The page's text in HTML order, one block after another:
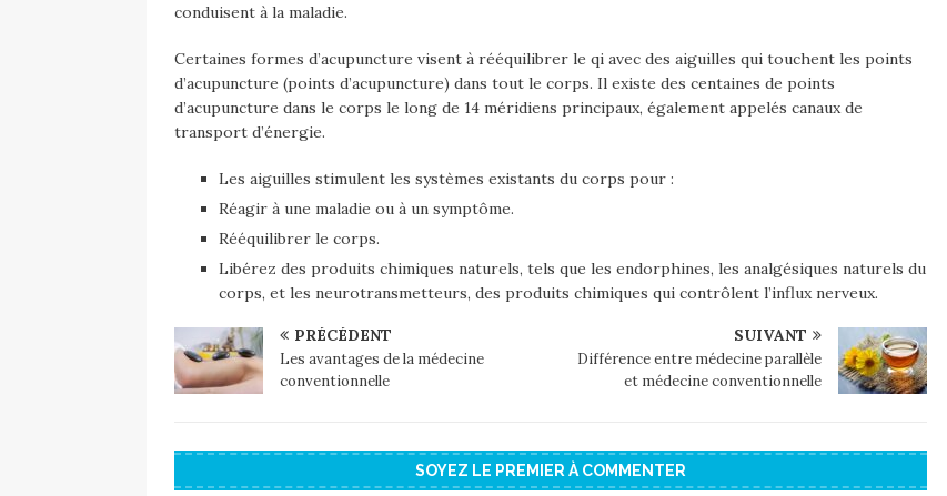
conduisent à la maladie.
Certaines formes d’acupuncture visent à rééquilibrer le qi avec des aiguilles qui touchent les points
d’acupuncture (points d’acupuncture) dans tout le corps. Il existe des centaines de points
d’acupuncture dans le corps le long de 14 méridiens principaux, également appelés canaux de
transport d’énergie.
Les aiguilles stimulent les systèmes existants du corps pour :
Réagir à une maladie ou à un symptôme.
Rééquilibrer le corps.
Libérez des produits chimiques naturels, tels que les endorphines, les analgésiques naturels du
corps, et les neurotransmetteurs, des produits chimiques qui contrôlent l’influx nerveux.
PRÉCÉDENT
Les avantages de la médecine
conventionnelle
SUIVANT
Différence entre médecine parallèle
et médecine conventionnelle
SOYEZ LE PREMIER À COMMENTER